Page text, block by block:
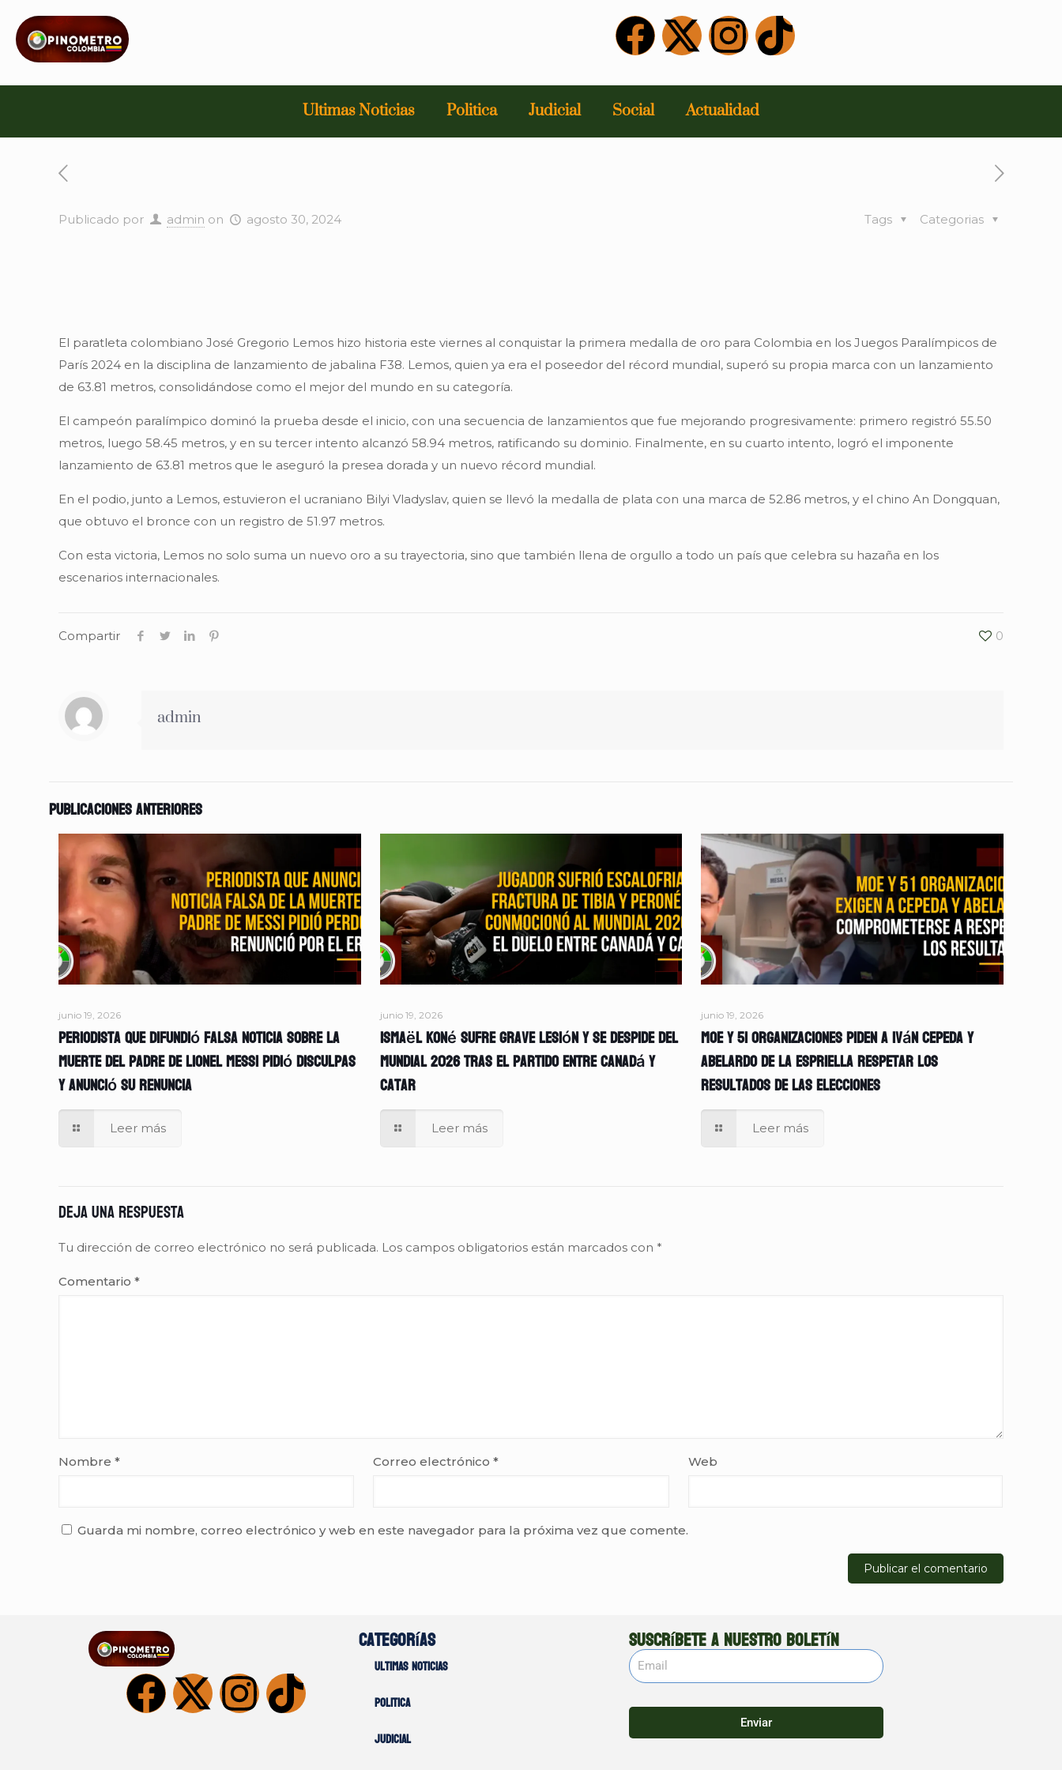
Ultimas Noticias Politica Judicial Social Actualidad
Publicado por admin on agosto 30, 2024 Categorias
Tags
El paratleta colombiano José Gregorio Lemos hizo historia este viernes al conquistar la primera medalla de oro para Colombia en los Juegos Paralímpicos de
París 2024 en la disciplina de lanzamiento de jabalina F38. Lemos, quien ya era el poseedor del récord mundial, superó su propia marca con un lanzamiento
de 63.81 metros, consolidándose como el mejor del mundo en su categoría.
El campeón paralímpico dominó la prueba desde el inicio, con una secuencia de lanzamientos que fue mejorando progresivamente: primero registró 55.50
metros, luego 58.45 metros, y en su tercer intento alcanzó 58.94 metros, ratificando su dominio. Finalmente, en su cuarto intento, logró el imponente
lanzamiento de 63.81 metros que le aseguró la presea dorada y un nuevo récord mundial.
En el podio, junto a Lemos, estuvieron el ucraniano Bilyi Vladyslav, quien se llevó la medalla de plata con una marca de 52.86 metros, y el chino An Dongquan,
que obtuvo el bronce con un registro de 51.97 metros.
Con esta victoria, Lemos no solo suma un nuevo oro a su trayectoria, sino que también llena de orgullo a todo un país que celebra su hazaña en los
escenarios internacionales.
Compartir 0
admin
Publicaciones anteriores
junio 19, 2026
Periodista que difundió falsa noticia sobre la
muerte del padre de Lionel Messi pidió disculpas
y anunció su renuncia
Leer más
junio 19, 2026
Ismaël Koné sufre grave lesión y se despide del
Mundial 2026 tras el partido entre Canadá y
Catar
Leer más
junio 19, 2026
MOE y 51 organizaciones piden a Iván Cepeda y
Abelardo de la Espriella respetar los
resultados de las elecciones
Leer más
Deja una respuesta
Tu dirección de correo electrónico no será publicada. Los campos obligatorios están marcados con *
Comentario *
Nombre * Correo electrónico* Web
Guarda mi nombre, correo electrónico y web en este navegador para la próxima vez que comente.
Categorías
Ultimas noticias
Politica
Judicial
Suscríbete a nuestro boletín
Enviar